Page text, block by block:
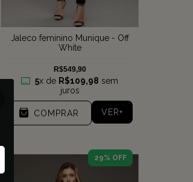
Jaleco feminino Munique - Off
White
R$549,90
5x de R$109,98 sem
juros
COMPRAR VER+
29% OFF